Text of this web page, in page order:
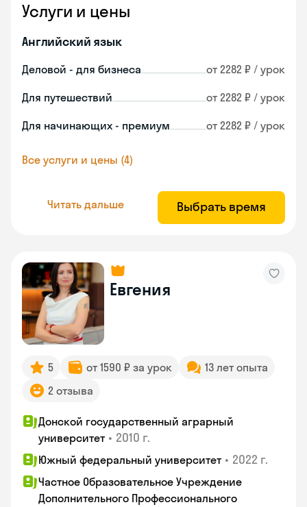
Услуги и цены
Английский язык
Деловой - для бизнеса от 2282 ₽ / урок
Для путешествий от 2282 ₽ / урок
Для начинающих - премиум от 2282 ₽ / урок
Все услуги и цены (4)
Читать дальше Выбрать время
Евгения
5 от 1590 ₽ за урок
13 лет опыта
2 отзыва
Донской государственный аграрный
университет • 2010 г.
Южный федеральный университет • 2022 г.
Частное Образовательное Учреждение
Дополнительного Профессионального